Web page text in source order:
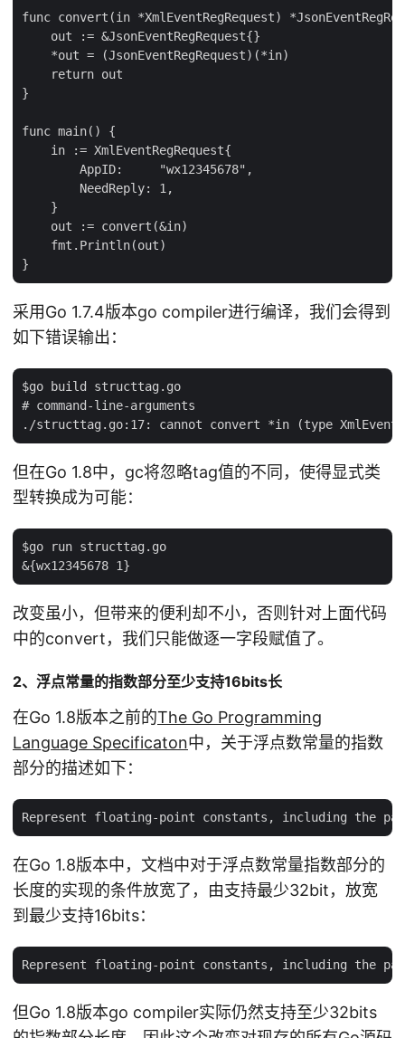
func convert(in *XmlEventRegRequest)
    out := &JsonEventRegRequest{}
    *out = (JsonEventRegRequest)(*in)
    return out
}
func main() {
    in := XmlEventRegRequest{
        AppID:     "wx12345678",
        NeedReply: 1,
    }
    out := convert(&in)
    fmt.Println(out)
采用Go 1.7.4版本go compiler进行编译，我们会得到
如下错误输出：
$go build structtag.go
# command-line-arguments
但在Go 1.8中，gc将忽略tag值的不同，使得显式类
型转换成为可能：
$go run structtag.go
改变虽小，但带来的便利却不小，否则针对上面代码
中的convert，我们只能做逐一字段赋值了。
2、浮点常量的指数部分至少支持16bits长
在Go 1.8版本之前的The Go Programming
Language Specificaton中，关于浮点数常量的指数
部分的描述如下：
在Go 1.8版本中，文档中对于浮点数常量指数部分的
长度的实现的条件放宽了，由支持最少32bit，放宽
到最少支持16bits：
但Go 1.8版本go compiler实际仍然支持至少32bits